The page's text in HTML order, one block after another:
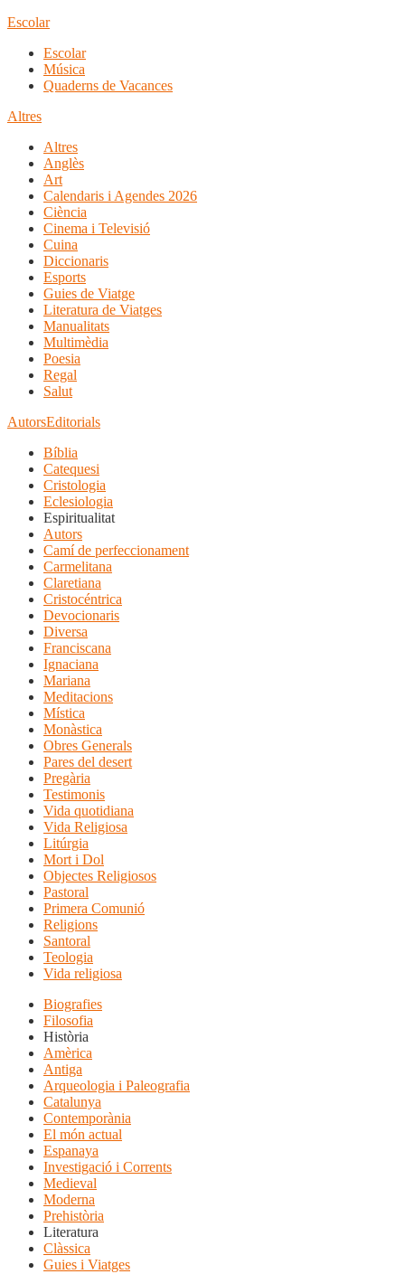
Escolar
Escolar
Música
Quaderns de Vacances
Altres
Altres
Anglès
Art
Calendaris i Agendes 2026
Ciència
Cinema i Televisió
Cuina
Diccionaris
Esports
Guies de Viatge
Literatura de Viatges
Manualitats
Multimèdia
Poesia
Regal
Salut
AutorsEditorials
Bíblia
Catequesi
Cristologia
Eclesiologia
Espiritualitat
Autors
Camí de perfeccionament
Carmelitana
Claretiana
Cristocéntrica
Devocionaris
Diversa
Franciscana
Ignaciana
Mariana
Meditacions
Mística
Monàstica
Obres Generals
Pares del desert
Pregària
Testimonis
Vida quotidiana
Vida Religiosa
Litúrgia
Mort i Dol
Objectes Religiosos
Pastoral
Primera Comunió
Religions
Santoral
Teologia
Vida religiosa
Biografies
Filosofia
Història
Amèrica
Antiga
Arqueologia i Paleografia
Catalunya
Contemporània
El món actual
Espanaya
Investigació i Corrents
Medieval
Moderna
Prehistòria
Literatura
Clàssica
Guies i Viatges